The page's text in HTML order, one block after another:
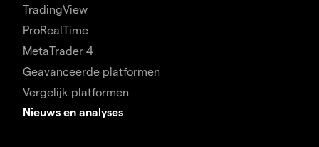
TradingView
ProRealTime
MetaTrader 4
Geavanceerde platformen
Vergelijk platformen
Nieuws en analyses